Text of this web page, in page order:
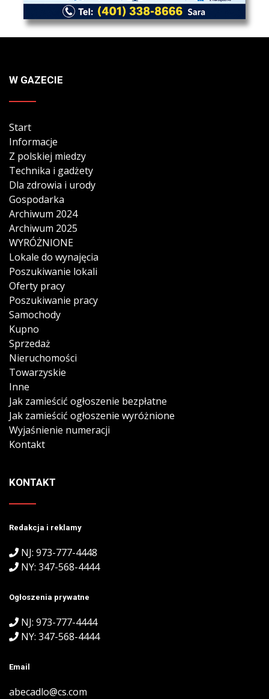
W GAZECIE
Start
Informacje
Z polskiej miedzy
Technika i gadżety
Dla zdrowia i urody
Gospodarka
Archiwum 2024
Archiwum 2025
WYRÓŻNIONE
Lokale do wynajęcia
Poszukiwanie lokali
Oferty pracy
Poszukiwanie pracy
Samochody
Kupno
Sprzedaż
Nieruchomości
Towarzyskie
Inne
Jak zamieścić ogłoszenie bezpłatne
Jak zamieścić ogłoszenie wyróżnione
Wyjaśnienie numeracji
Kontakt
KONTAKT
Redakcja i reklamy
NJ: 973-777-4448
NY: 347-568-4444
Ogłoszenia prywatne
NJ: 973-777-4444
NY: 347-568-4444
Email
abecadlo@cs.com